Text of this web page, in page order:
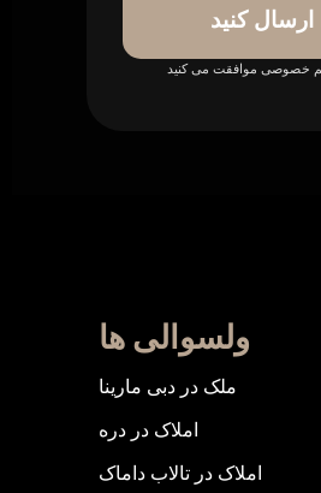
کنید
خصوصی موافقت می کنید
ولسوالی ها
ملک در دبی مارینا
املاک در دره
املاک در تالاب داماک